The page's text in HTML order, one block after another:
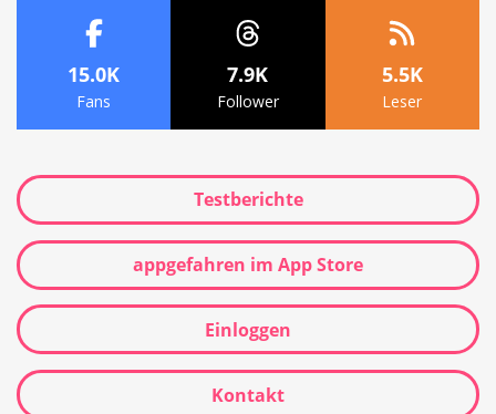
15.0K
Fans
7.9K
Follower
5.5K
Leser
Testberichte
appgefahren im App Store
Einloggen
Kontakt